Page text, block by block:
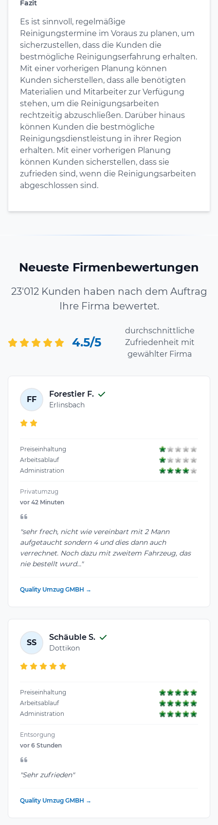
Fazit
Es ist sinnvoll, regelmäßige
Reinigungstermine im Voraus zu planen, um
sicherzustellen, dass die Kunden die
bestmögliche Reinigungserfahrung erhalten.
Mit einer vorherigen Planung können
Kunden sicherstellen, dass alle benötigten
Materialien und Mitarbeiter zur Verfügung
stehen, um die Reinigungsarbeiten
rechtzeitig abzuschließen. Darüber hinaus
können Kunden die bestmögliche
Reinigungsdienstleistung in ihrer Region
erhalten. Mit einer vorherigen Planung
können Kunden sicherstellen, dass sie
zufrieden sind, wenn die Reinigungsarbeiten
abgeschlossen sind.
Neueste Firmenbewertungen
23'012 Kunden haben nach dem Auftrag
Ihre Firma bewertet.
4.5/5
durchschnittliche
Zufriedenheit mit
gewählter Firma
FF
Forestier F.
Erlinsbach
Preiseinhaltung
Arbeitsablauf
Administration
Privatumzug
vor 42 Minuten
"sehr frech, nicht wie vereinbart mit 2 Mann
aufgetaucht sondern 4 und dies dann auch
verrechnet. Noch dazu mit zweitem Fahrzeug, das
nie bestellt wurd..."
Quality Umzug GMBH →
SS
Schäuble S.
Dottikon
Preiseinhaltung
Arbeitsablauf
Administration
Entsorgung
vor 6 Stunden
"Sehr zufrieden"
Quality Umzug GMBH →